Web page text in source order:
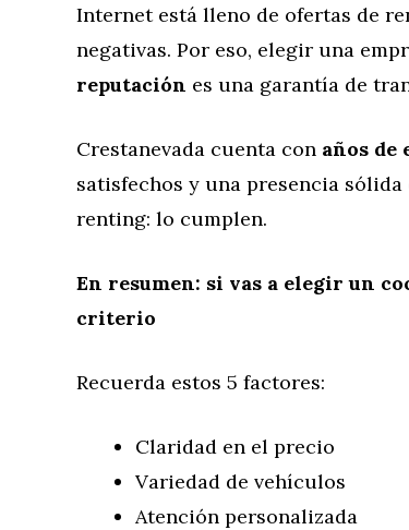
Internet está lleno de ofertas de
negativas. Por eso, elegir una
reputación es una garantía de
Crestanevada cuenta con años de
satisfechos y una presencia
renting: lo cumplen.
En resumen: si vas a elegir un
criterio
Recuerda estos 5 factores:
Claridad en el precio
Variedad de vehículos
Atención personalizada